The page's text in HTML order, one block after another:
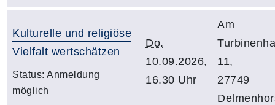
Kulturelle und religiöse
Vielfalt wertschätzen
Status: Anmeldung
möglich
Do.
10.09.2026,
16.30 Uhr
Am
11,
27749